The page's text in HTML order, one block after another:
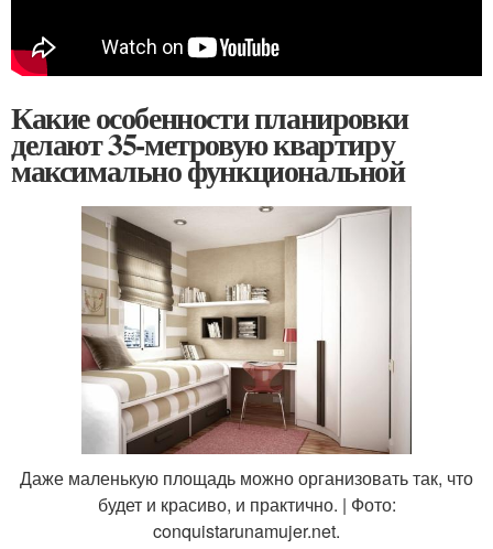
Какие особенности планировки
делают 35-метровую квартиру
максимально функциональной
Даже маленькую площадь можно организовать так, что
будет и красиво, и практично. | Фото:
conquistarunamujer.net.